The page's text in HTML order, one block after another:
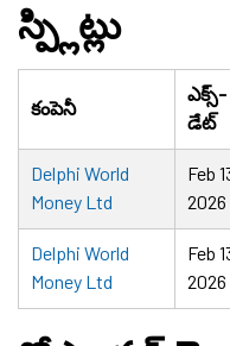
స్ప్లిట్లు
కంపెనీ
ఎక్స్-
డేట్
Delphi World
Money Ltd
Feb
2026
Delphi World
Money Ltd
Feb
2026